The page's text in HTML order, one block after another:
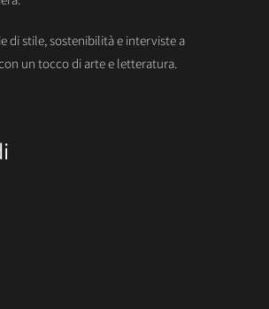
di stile, sostenibilità e interviste a
un tocco di arte e letteratura.